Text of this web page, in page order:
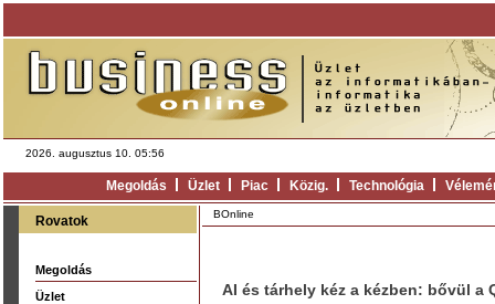
2026. augusztus 10. 05:56
Megoldás Üzlet Piac Közig. Technológia
Rovatok
Megoldás
Üzlet
BOnline
AI és tárhely kéz a kézben: bővül a